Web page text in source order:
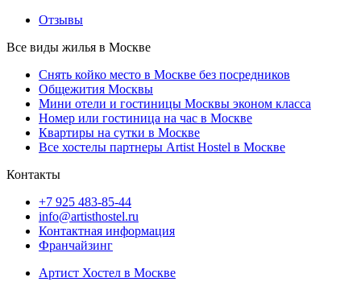
Отзывы
Все виды жилья в Москве
Снять койко место в Москве без посредников
Общежития Москвы
Мини отели и гостиницы Москвы эконом класса
Номер или гостиница на час в Москве
Квартиры на сутки в Москве
Все хостелы партнеры Artist Hostel в Москве
Контакты
+7 925 483-85-44
info@artisthostel.ru
Контактная информация
Франчайзинг
Артист Хостел в Москве